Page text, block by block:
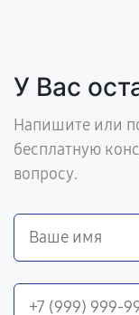
У Вас
Напишите или
бесплатную
вопросу.